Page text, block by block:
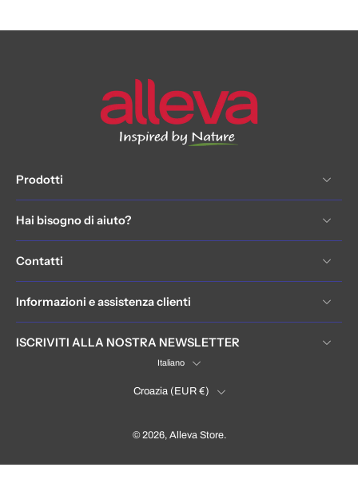
Prodotti
Hai bisogno di aiuto?
Contatti
Informazioni e assistenza clienti
ISCRIVITI ALLA NOSTRA NEWSLETTER
Italiano
Croazia ‎(EUR €)‎
© 2026, Alleva Store.